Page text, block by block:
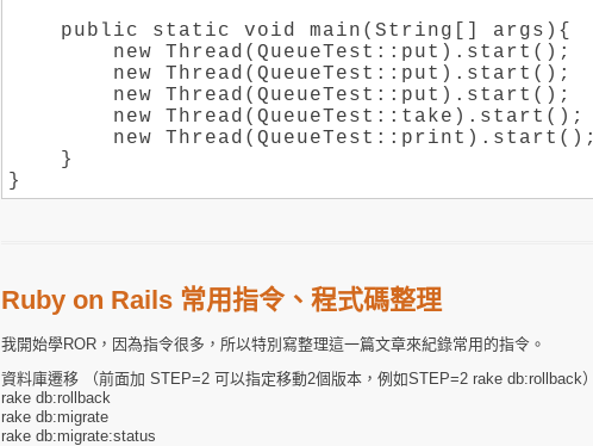
    public static void main(String[] args){
        new Thread(QueueTest::put).start();
        new Thread(QueueTest::put).start();
        new Thread(QueueTest::put).start();
        new Thread(QueueTest::take).start();
        new Thread(QueueTest::print).start();
    }
}
Ruby on Rails 常用指令、程式碼整理
我開始學ROR，因為指令很多，所以特別寫整理這一篇文章來紀錄常用的指令。
資料庫遷移 （前面加 STEP=2 可以指定移動2個版本，例如STEP=2 rake db:rollback）
rake db:rollback
rake db:migrate
rake db:migrate:status